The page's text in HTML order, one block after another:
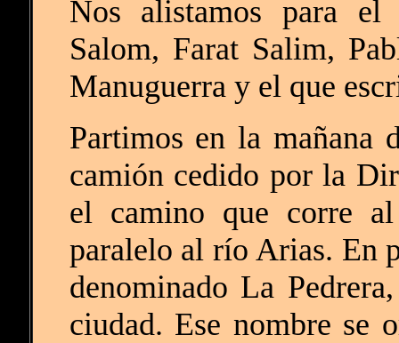
Nos alistamos para
Salom, Farat Salim,
Manuguerra y el que
Partimos en la mañana
camión cedido por la
el camino que corre
paralelo al río Arias. En
denominado La
ciudad. Ese nombre se